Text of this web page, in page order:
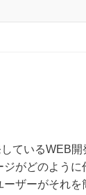
ているWEB
ジがどのように
ザーがそれを